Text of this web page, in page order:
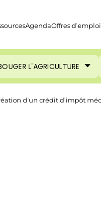
AgendaOffres d’emploi
L'AGRICULTURE
d’un crédit d’impôt